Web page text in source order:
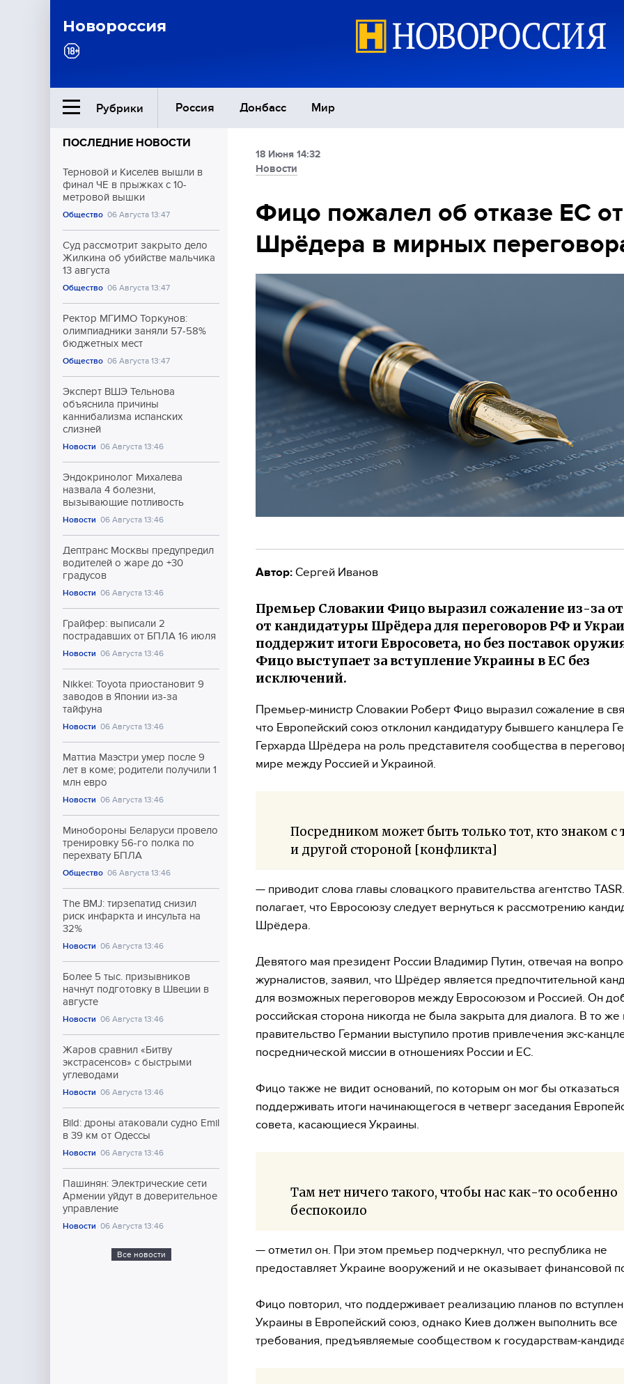
Новороссия
Рубрики Россия Донбасс Мир
Ближний Восток
Общество
Экономика
Культура
Спорт
ПОСЛЕДНИЕ НОВОСТИ
Терновой и Киселёв вышли в
финал ЧЕ в прыжках с 10-
метровой вышки
Общество 06 Августа 13:47
Суд рассмотрит закрыто дело
Жилкина об убийстве мальчика
13 августа
Общество 06 Августа 13:47
Ректор МГИМО Торкунов:
олимпиадники заняли 57-58%
бюджетных мест
Общество 06 Августа 13:47
Эксперт ВШЭ Тельнова
объяснила причины
каннибализма испанских
слизней
Новости 06 Августа 13:46
Эндокринолог Михалева
назвала 4 болезни,
вызывающие потливость
Новости 06 Августа 13:46
Дептранс Москвы предупредил
водителей о жаре до +30
градусов
Новости 06 Августа 13:46
Грайфер: выписали 2
пострадавших от БПЛА 16 июля
Новости 06 Августа 13:46
Nikkei: Toyota приостановит 9
заводов в Японии из-за
тайфуна
Новости 06 Августа 13:46
Маттиа Маэстри умер после 9
лет в коме; родители получили 1
млн евро
Новости 06 Августа 13:46
Минобороны Беларуси провело
тренировку 56-го полка по
перехвату БПЛА
Общество 06 Августа 13:46
The BMJ: тирзепатид снизил
риск инфаркта и инсульта на
32%
Новости 06 Августа 13:46
Более 5 тыс. призывников
начнут подготовку в Швеции в
августе
Новости 06 Августа 13:46
Жаров сравнил «Битву
экстрасенсов» с быстрыми
углеводами
Новости 06 Августа 13:46
Bild: дроны атаковали судно Emil
в 39 км от Одессы
Новости 06 Августа 13:46
Пашинян: Электрические сети
Армении уйдут в доверительное
управление
Новости 06 Августа 13:46
Все новости
18 Июня 14:32
Новости
Фицо пожалел об отказе ЕС от
Шрёдера в мирных
Автор: Сергей Иванов
Премьер Словакии Фицо выразил сожаление из-за
от кандидатуры Шрёдера для переговоров РФ и
поддержит итоги Евросовета, но без поставок
Фицо выступает за вступление Украины в ЕС без
исключений.
Премьер-министр Словакии Роберт Фицо выразил сожаление в
что Европейский союз отклонил кандидатуру бывшего канцлера
Герхарда Шрёдера на роль представителя сообщества в
мире между Россией и Украиной.
Посредником может быть только тот, кто знаком с
и другой стороной [конфликта]
— приводит слова главы словацкого правительства агентство
полагает, что Евросоюзу следует вернуться к рассмотрению
Шрёдера.
Девятого мая президент России Владимир Путин, отвечая на
журналистов, заявил, что Шрёдер является предпочтительной
для возможных переговоров между Евросоюзом и Россией. Он
российская сторона никогда не была закрыта для диалога. В то же
правительство Германии выступило против привлечения экс-
посреднической миссии в отношениях России и ЕС.
Фицо также не видит оснований, по которым он мог бы отказаться
поддерживать итоги начинающегося в четверг заседания
совета, касающиеся Украины.
Там нет ничего такого, чтобы нас как-то особенно
беспокоило
— отметил он. При этом премьер подчеркнул, что республика не
предоставляет Украине вооружений и не оказывает финансовой
Фицо повторил, что поддерживает реализацию планов по
Украины в Европейский союз, однако Киев должен выполнить все
требования, предъявляемые сообществом к государствам-